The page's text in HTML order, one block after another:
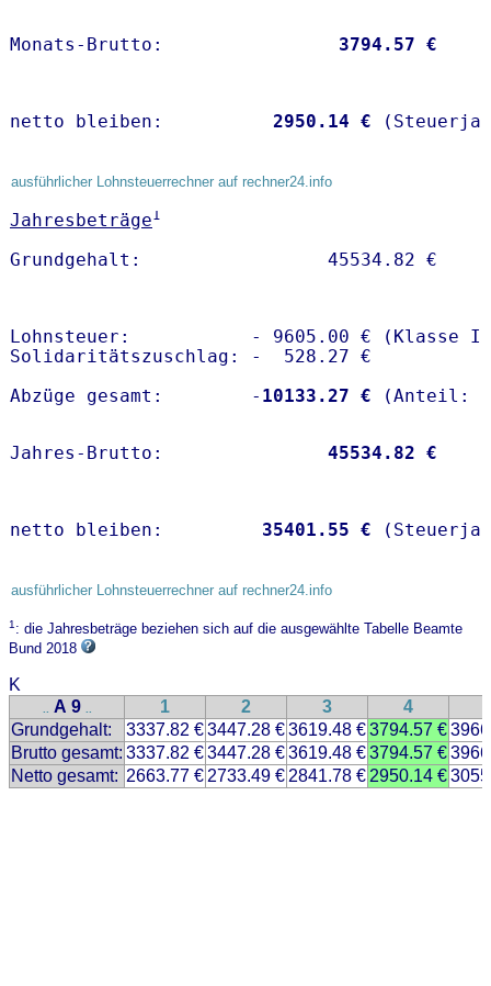
Monats-Brutto: 3794.57 €
netto bleiben: 2950.14 €
ausführlicher Lohnsteuerrechner auf rechner24.info
Jahresbeträge1
Lohnsteuer:           - 9605.00 € (Klasse I)
Solidaritätszuschlag: -  528.27 €
Abzüge gesamt:        - 10133.27 €
Jahres-Brutto: 45534.82 €
netto bleiben: 35401.55 €
ausführlicher Lohnsteuerrechner auf rechner24.info
1: die Jahresbeträge beziehen sich auf die ausgewählte Tabelle Beamte
Bund 2018
K
.. A 9 .. 1 2 3 4
Grundgehalt:
3337.82 €3447.28 €3619.48 €3794.57 €
Brutto gesamt: 3337.82 €3447.28 €3619.48 €3794.57 €
Netto gesamt: 2663.77 € 2733.49 € 2841.78 € 2950.14 €